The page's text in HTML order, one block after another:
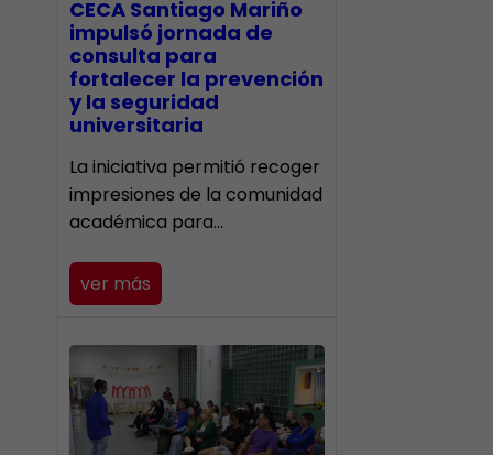
CECA Santiago Mariño
impulsó jornada de
consulta para
fortalecer la prevención
y la seguridad
universitaria
La iniciativa permitió recoger
impresiones de la comunidad
académica para…
ver más